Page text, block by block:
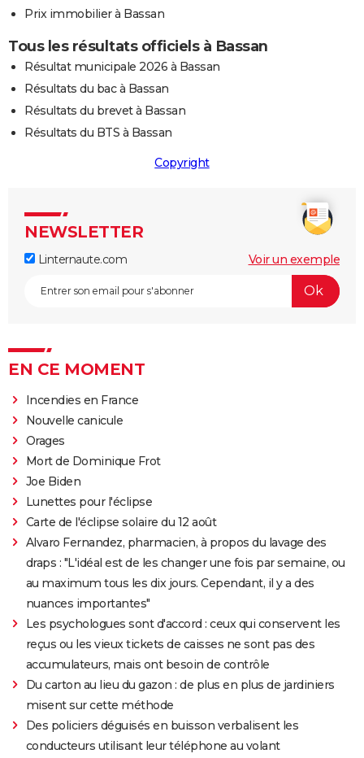
Prix immobilier à Bassan
Tous les résultats officiels à Bassan
Résultat municipale 2026 à Bassan
Résultats du bac à Bassan
Résultats du brevet à Bassan
Résultats du BTS à Bassan
Copyright
NEWSLETTER
Linternaute.com Voir un exemple
EN CE MOMENT
Incendies en France
Nouvelle canicule
Orages
Mort de Dominique Frot
Joe Biden
Lunettes pour l'éclipse
Carte de l'éclipse solaire du 12 août
Alvaro Fernandez, pharmacien, à propos du lavage des
draps : "L'idéal est de les changer une fois par semaine, ou
au maximum tous les dix jours. Cependant, il y a des
nuances importantes"
Les psychologues sont d'accord : ceux qui conservent les
reçus ou les vieux tickets de caisses ne sont pas des
accumulateurs, mais ont besoin de contrôle
Du carton au lieu du gazon : de plus en plus de jardiniers
misent sur cette méthode
Des policiers déguisés en buisson verbalisent les
conducteurs utilisant leur téléphone au volant